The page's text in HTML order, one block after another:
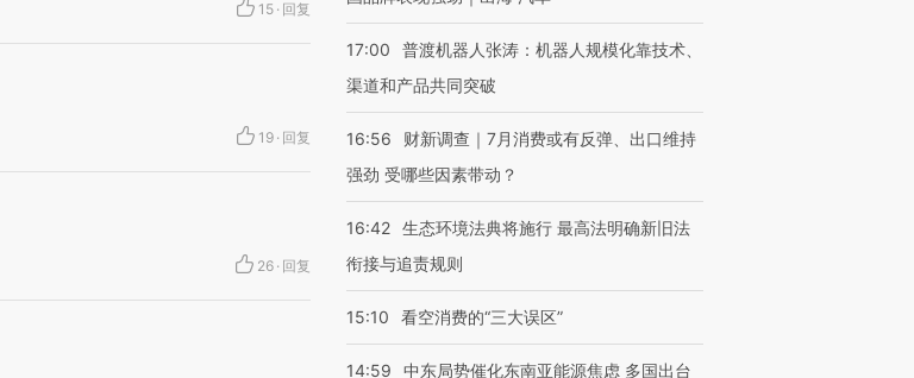
15 · 回复
19 · 回复
26 · 回复
17:00
普渡机器人张涛：机器人规模化靠技术、
渠道和产品共同突破
16:56
财新调查｜7月消费或有反弹、出口维持
强劲 受哪些因素带动？
16:42 生态环境法典将施行 最高法明确新旧法
衔接与追责规则
15:10 看空消费的“三大误区”
14:59
中东局势催化东南亚能源焦虑 多国出台